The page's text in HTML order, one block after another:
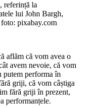
referință la
lui John Bargh,
foto: pixabay.com
aflăm că vom avea o
avem nevoie, că vom
putem performa în
griji, că vom câștiga
fără griji în prezent,
performanțele.